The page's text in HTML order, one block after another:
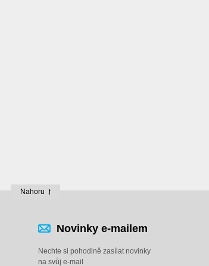
Nahoru
Novinky e-mailem
Nechte si pohodlně zasílat novinky
na svůj e-mail